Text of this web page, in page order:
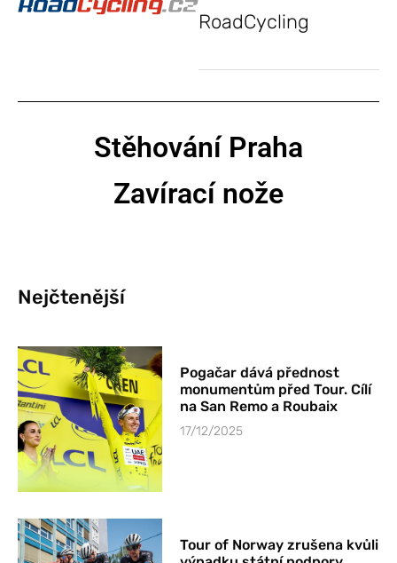
RoadCycling
Stěhování Praha
Zavírací nože
Nejčtenější
Pogačar dává přednost
monumentům před Tour. Cílí
na San Remo a Roubaix
17/12/2025
Tour of Norway zrušena kvůli